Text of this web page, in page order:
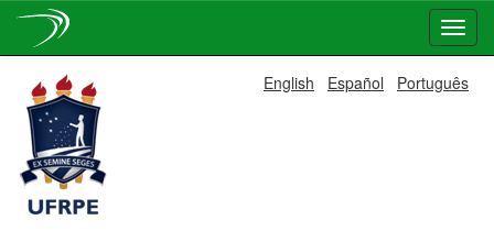
navigation
English Español Português